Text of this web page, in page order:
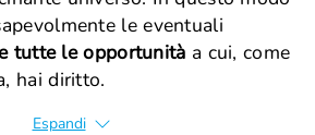
le eventuali
tutte le opportunità a cui, come
hai diritto.
Espandi